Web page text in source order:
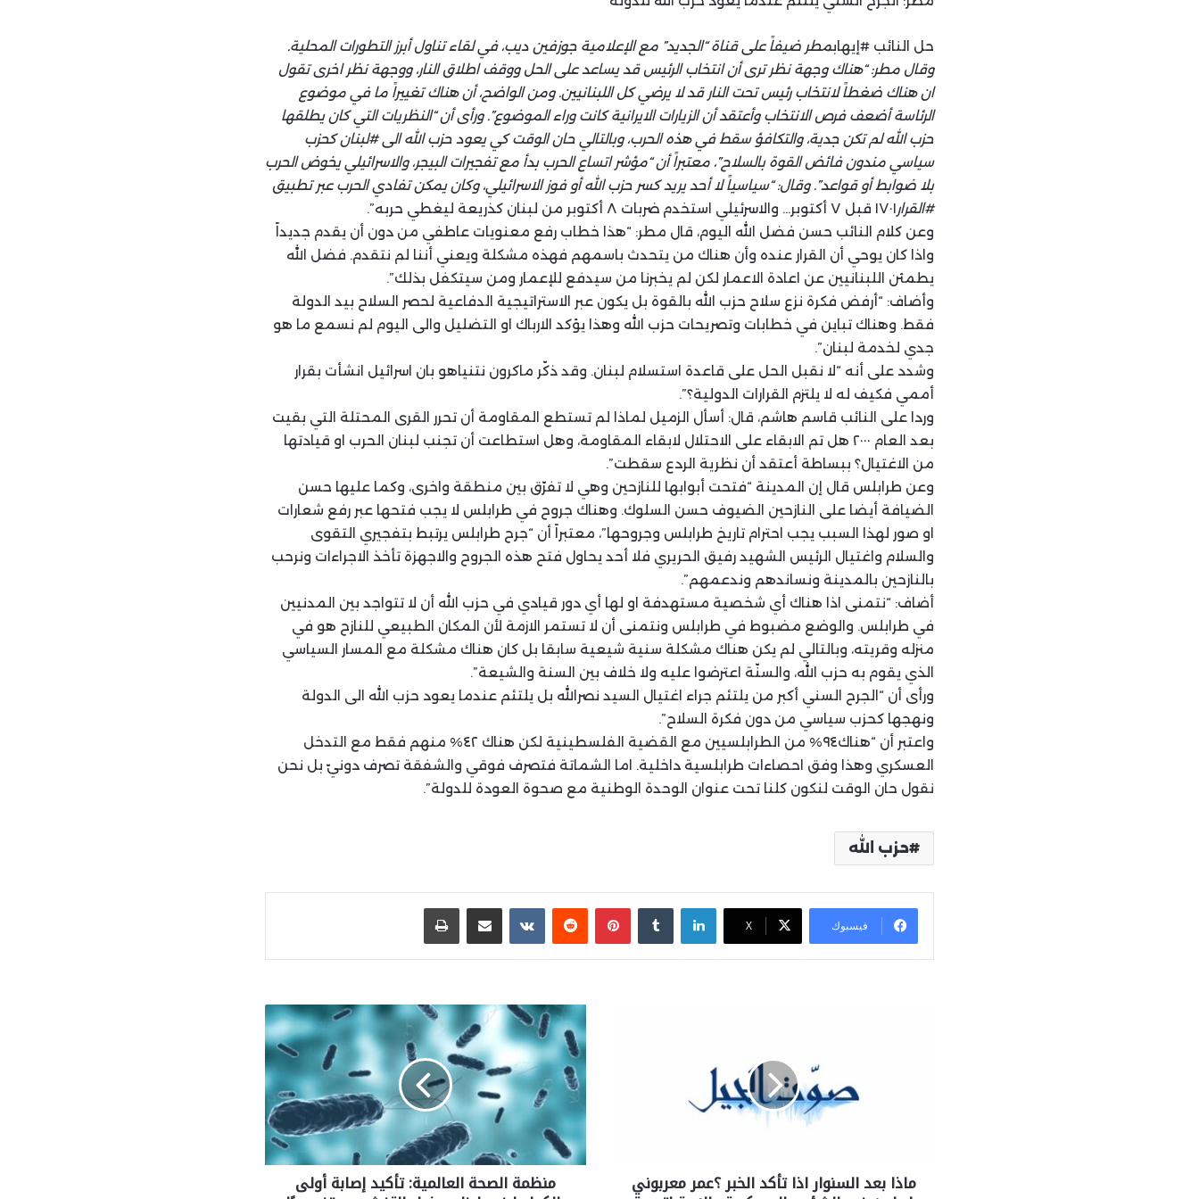
حل النائب #إيهابمطر ضيفاً على قناة “الجديد” مع الإعلامية جوزفين ديب، في لقاء تناول أبرز التطورات المحلية.
وقال مطر: “هناك وجهة نظر ترى أن انتخاب الرئيس قد يساعد على الحل ووقف اطلاق النار، ووجهة نظر اخرى تقول
ان هناك ضغطاً لانتخاب رئيس تحت النار قد لا يرضي كل اللبنانيين. ومن الواضح، أن هناك تغييراً ما في موضوع
الرئاسة أضعف فرص الانتخاب وأعتقد أن الزيارات الايرانية كانت وراء الموضوع”. ورأى أن “النظريات التي كان يطلقها
حزب الله لم تكن جدية، والتكافؤ سقط في هذه الحرب، وبالتالي حان الوقت كي يعود حزب الله الى #لبنان كحزب
سياسي مندون فائض القوة بالسلاح”، معتبراً أن “مؤشر اتساع الحرب بدأ مع تفجيرات البيجر، والاسرائيلي يخوض الحرب
بلا ضوابط أو قواعد”. وقال: “سياسياً لا أحد يريد كسر حزب الله أو فوز الاسرائيلي، وكان يمكن تفادي الحرب عبر تطبيق
#القرار١٧٠١ قبل ٧ أكتوبر… والاسرئيلي استخدم ضربات ٨ أكتوبر من لبنان كذريعة ليغطي حربه”.
وعن كلام النائب حسن فضل الله اليوم، قال مطر: “هذا خطاب رفع معنويات عاطفي من دون أن يقدم جديداً
واذا كان يوحي أن القرار عنده وأن هناك من يتحدث باسمهم فهذه مشكلة ويعني أننا لم نتقدم. فضل الله
يطمئن اللبنانيين عن اعادة الاعمار لكن لم يخبرنا من سيدفع للإعمار ومن سيتكفل بذلك”.
وأضاف: “أرفض فكرة نزع سلاح حزب الله بالقوة بل يكون عبر الاستراتيجية الدفاعية لحصر السلاح بيد الدولة
فقط. وهناك تباين في خطابات وتصريحات حزب الله وهذا يؤكد الارباك او التضليل والى اليوم لم نسمع ما هو
جدي لخدمة لبنان”.
وشدد على أنه “لا نقبل الحل على قاعدة استسلام لبنان. وقد ذكّر ماكرون نتنياهو بان اسرائيل انشأت بقرار
أممي فكيف له لا يلتزم القرارات الدولية؟”.
وردا على النائب قاسم هاشم، قال: أسأل الزميل لماذا لم تستطع المقاومة أن تحرر القرى المحتلة التي بقيت
بعد العام ٢٠٠٠ هل تم الابقاء على الاحتلال لابقاء المقاومة، وهل استطاعت أن تجنب لبنان الحرب او قيادتها
من الاغتيال؟ ببساطة أعتقد أن نظرية الردع سقطت”.
وعن طرابلس قال إن المدينة “فتحت أبوابها للنازحين وهي لا تفرّق بين منطقة واخرى، وكما عليها حسن
الضيافة أيضا على النازحين الضيوف حسن السلوك. وهناك جروح في طرابلس لا يجب فتحها عبر رفع شعارات
او صور لهذا السبب يجب احترام تاريخ طرابلس وجروحها”، معتبراً أن “جرح طرابلس يرتبط بتفجيري التقوى
والسلام واغتيال الرئيس الشهيد رفيق الحريري فلا أحد يحاول فتح هذه الجروح والاجهزة تأخذ الاجراءات ونرحب
بالنازحين بالمدينة ونساندهم وندعمهم”.
أضاف: “نتمنى اذا هناك أي شخصية مستهدفة او لها أي دور قيادي في حزب الله أن لا تتواجد بين المدنيين
في طرابلس. والوضع مضبوط في طرابلس ونتمنى أن لا تستمر الازمة لأن المكان الطبيعي للنازح هو في
منزله وقريته، وبالتالي لم يكن هناك مشكلة سنية شيعية سابقا بل كان هناك مشكلة مع المسار السياسي
الذي يقوم به حزب الله، والسنّة اعترضوا عليه ولا خلاف بين السنة والشيعة”.
ورأى أن “الجرح السني أكبر من يلتئم جراء اغتيال السيد نصرالله بل يلتئم عندما يعود حزب الله الى الدولة
ونهجها كحزب سياسي من دون فكرة السلاح”.
واعتبر أن “هناك٩٤% من الطرابلسيين مع القضية الفلسطينية لكن هناك ٤٢% منهم فقط مع التدخل
العسكري وهذا وفق احصاءات طرابلسية داخلية. اما الشماتة فتصرف فوقي والشفقة تصرف دونيّ بل نحن
نقول حان الوقت لنكون كلنا تحت عنوان الوحدة الوطنية مع صحوة العودة للدولة”.
حزب الله
فيسبوك X
لينكدإن بينتيريست مشاركة عبر البريد طباعة
ماذا بعد السنوار اذا تأكد الخبر ؟عمر معربوني منظمة الصحة العالمية: تأكيد إصابة أولى